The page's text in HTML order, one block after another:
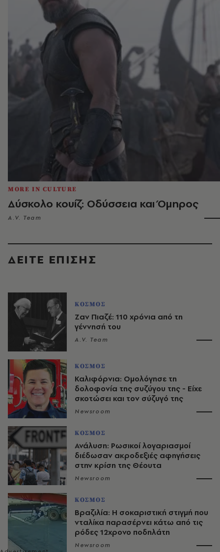
MORE IN CULTURE
Δύσκολο κουίζ: Οδύσσεια και Όμηρος
A.V. Team
ΔΕΙΤΕ ΕΠΙΣΗΣ
ΚΟΣΜΟΣ
Ζαν Πιαζέ: 110 χρόνια από τη
γέννησή του
A.V. Team
ΚΟΣΜΟΣ
Καλιφόρνια: Ομολόγησε τη
δολοφονία της συζύγου της - Είχε
σκοτώσει και τον σύζυγό της
Newsroom
ΚΟΣΜΟΣ
Ανάλυση: Ρωσικοί λογαριασμοί
διέδωσαν ακροδεξιές αφηγήσεις
στην κρίση της Θέουτα
Newsroom
ΚΟΣΜΟΣ
Βραζιλία: Η σοκαριστική στιγμή που
νταλίκα παρασέρνει κάτω από τις
ρόδες 12χρονο ποδηλάτη
Newsroom